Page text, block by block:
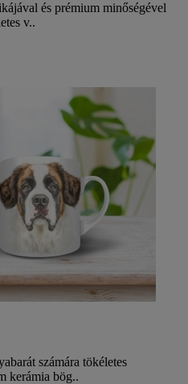
és prémium minőségével
v..
számára tökéletes
kerámia bög..